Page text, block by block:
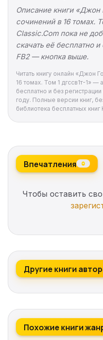
Описание книги «Джон
сочинений в 16 томах.
Classic.Com пока не
скачать её бесплатно
FB2 — кнопка выше.
Читать книгу онлайн «Джон
16 томах. Том 1 дгссв1т-1» —
бесплатно и без
году. Полные версии книг,
библиотека бесплатных
Впечатления 0
Чтобы оставить
Другие книги
Похожие книги